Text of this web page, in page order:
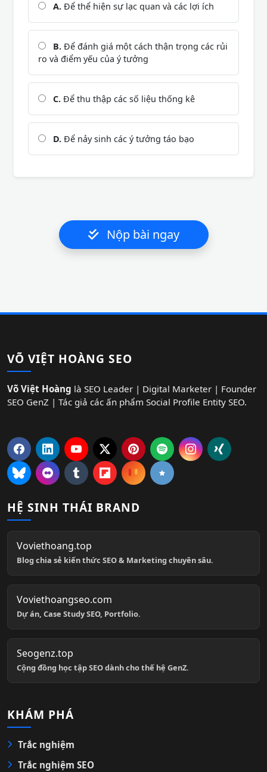
A. Để thể hiện sự lạc quan và các lợi ích
B. Để đánh giá một cách thận trọng các rủi
ro và điểm yếu của ý tưởng
C. Để thu thập các số liệu thống kê
D. Để nảy sinh các ý tưởng táo bạo
Nộp bài ngay
VÕ VIỆT HOÀNG SEO
Võ Việt Hoàng là SEO Leader | Digital Marketer | Founder
SEO GenZ | Tác giả các ấn phẩm Social Profile Entity SEO.
HỆ SINH THÁI BRAND
Voviethoang.top
Blog chia sẻ kiến thức SEO & Marketing chuyên sâu.
Voviethoangseo.com
Dự án, Case Study SEO, Portfolio.
Seogenz.top
Cộng đồng học tập SEO dành cho thế hệ GenZ.
KHÁM PHÁ
Trắc nghiệm
Trắc nghiệm SEO